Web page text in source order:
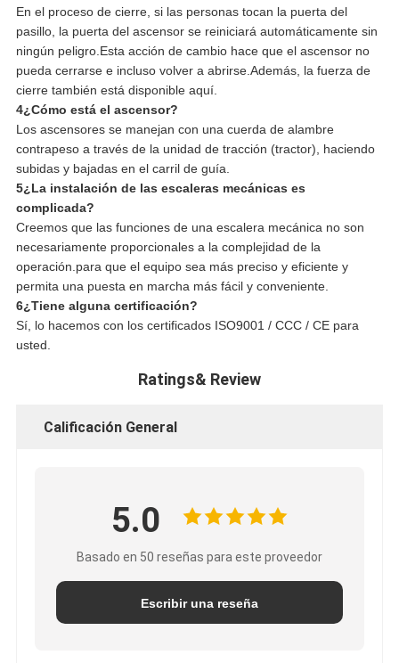
En el proceso de cierre, si las personas tocan la puerta del
pasillo, la puerta del ascensor se reiniciará automáticamente sin
ningún peligro.Esta acción de cambio hace que el ascensor no
pueda cerrarse e incluso volver a abrirse.Además, la fuerza de
cierre también está disponible aquí.
4¿Cómo está el ascensor?
Los ascensores se manejan con una cuerda de alambre
contrapeso a través de la unidad de tracción (tractor), haciendo
subidas y bajadas en el carril de guía.
5¿La instalación de las escaleras mecánicas es
complicada?
Creemos que las funciones de una escalera mecánica no son
necesariamente proporcionales a la complejidad de la
operación.para que el equipo sea más preciso y eficiente y
permita una puesta en marcha más fácil y conveniente.
6¿Tiene alguna certificación?
Sí, lo hacemos con los certificados ISO9001 / CCC / CE para
usted.
Ratings& Review
Calificación General
5.0
Basado en 50 reseñas para este proveedor
Escribir una reseña